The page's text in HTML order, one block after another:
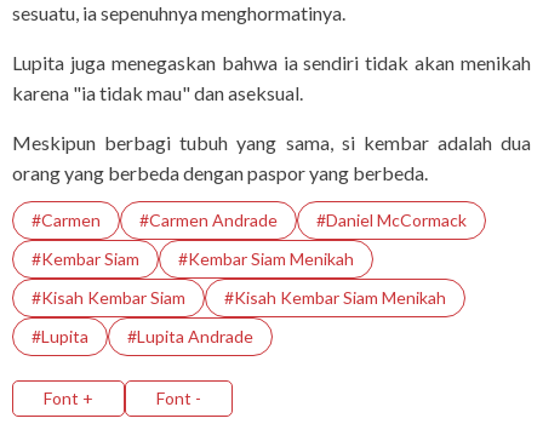
sesuatu, ia sepenuhnya menghormatinya.
Lupita juga menegaskan bahwa ia sendiri tidak akan menikah
karena "ia tidak mau" dan aseksual.
Meskipun berbagi tubuh yang sama, si kembar adalah dua
orang yang berbeda dengan paspor yang berbeda.
#Carmen #Carmen Andrade
#Daniel McCormack
#Kembar Siam
#Kembar Siam Menikah
#Kisah Kembar Siam
#Kisah Kembar Siam Menikah
#Lupita
#Lupita Andrade
Font + Font -